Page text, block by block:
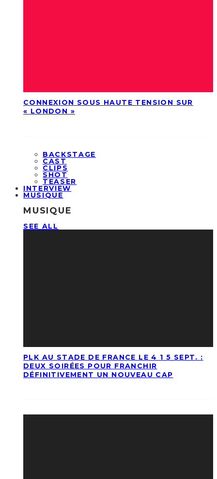
CONNEXION SOUS HAUTE TENSION SUR
« LONDON »
BACKSTAGE
CAST
CLIPS
SHOT
TEASER
INTERVIEW
MUSIQUE
MUSIQUE
SEE ALL
PLK AU STADE DE FRANCE LE 4 1 5 SEPT. :
DEUX SOIRÉES POUR FRANCHIR
DÉFINITIVEMENT UN NOUVEAU CAP